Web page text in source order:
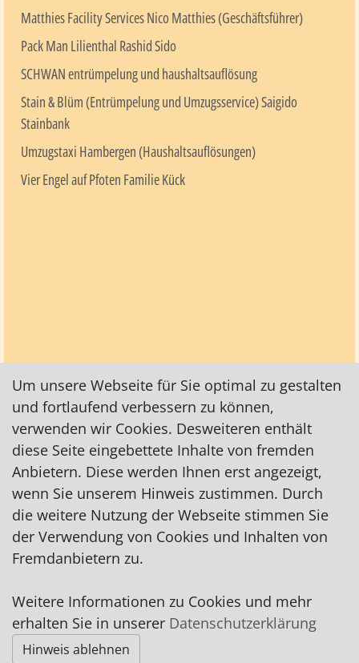
Matthies Facility Services Nico Matthies (Geschäftsführer)
Pack Man Lilienthal Rashid Sido
SCHWAN entrümpelung und haushaltsauflösung
Stain & Blüm (Entrümpelung und Umzugsservice) Saigido
Stainbank
Umzugstaxi Hambergen (Haushaltsauflösungen)
Vier Engel auf Pfoten Familie Kück
Impressum |Datenschutz |AGB
Um unsere Webseite für Sie optimal zu gestalten
und fortlaufend verbessern zu können,
verwenden wir Cookies. Desweiteren enthält
diese Seite eingebettete Inhalte von fremden
Anbietern. Diese werden Ihnen erst angezeigt,
wenn Sie unserem Hinweis zustimmen. Durch
die weitere Nutzung der Webseite stimmen Sie
der Verwendung von Cookies und Inhalten von
Fremdanbietern zu.
Weitere Informationen zu Cookies und mehr
erhalten Sie in unserer Datenschutzerklärung
Hinweis ablehnen